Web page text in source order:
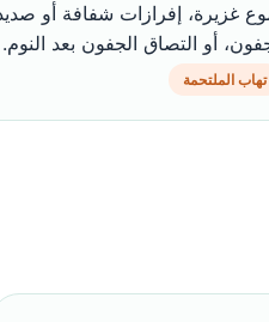
غزيرة، إفرازات شفافة أو
أو التصاق الجفون بعد النوم.
تهاب الملتحمة